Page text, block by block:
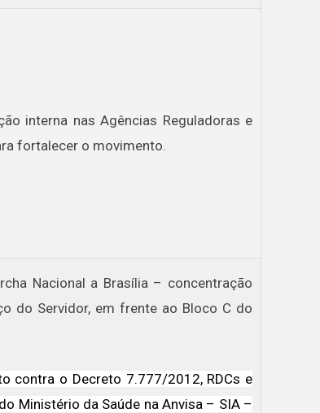
interna nas Agências Reguladoras e
fortalecer o movimento.
Nacional a Brasília – concentração
do Servidor, em frente ao Bloco C do
contra o Decreto 7.777/2012, RDCs e
Ministério da Saúde na Anvisa – SIA –